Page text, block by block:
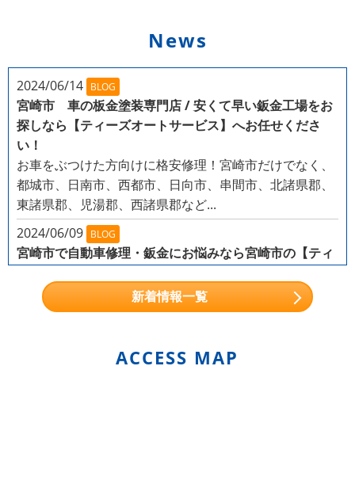
News
2024/06/14 BLOG
宮崎市 車の板金塗装専門店 / 安くて早い鈑金工場をお
探しなら【ティーズオートサービス】へお任せくださ
い！
お車をぶつけた方向けに格安修理！宮崎市だけでなく、
都城市、日南市、西都市、日向市、串間市、北諸県郡、
東諸県郡、児湯郡、西諸県郡など...
2024/06/09 BLOG
宮崎市で自動車修理・鈑金にお悩みなら宮崎市の【ティ
こんなお悩みを持つ方から、多くのご依頼を頂いており
ます！
小石が当たったような小さなキズがある
NEWS
新着情報一覧
ACCESS MAP